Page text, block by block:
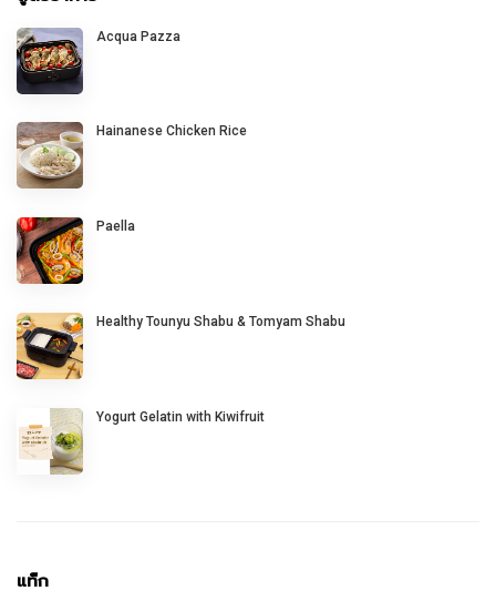
Acqua Pazza
Hainanese Chicken Rice
Paella
Healthy Tounyu Shabu & Tomyam Shabu
Yogurt Gelatin with Kiwifruit
แท็ก